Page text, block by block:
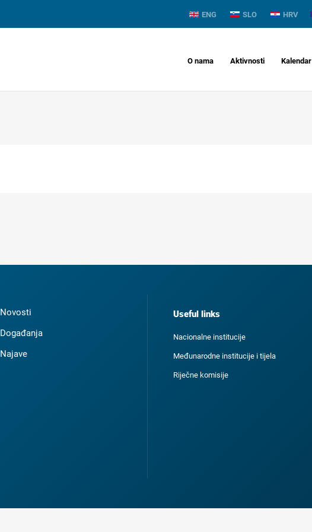
ENG SLO HRV
O nama Aktivnosti Kalendar
Novosti
Događanja
Najave
Useful links
Nacionalne institucije
Međunarodne institucije i tijela
Riječne komisije